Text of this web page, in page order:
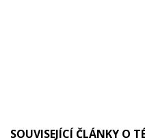
SOUVISEJÍCÍ ČLÁNKY O